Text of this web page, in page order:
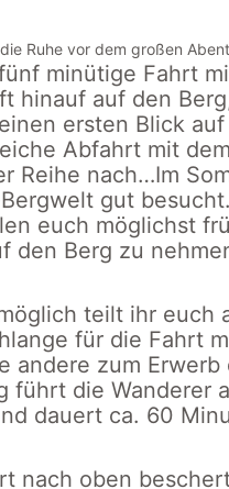
Ruhe vor dem großen
minütige Fahrt
hinauf auf den
ersten Blick
Abfahrt mit
Reihe nach…Im
gut
euch möglichst
den Berg zu
teilt ihr euch
für die Fahrt
andere zum Erwerb
führt die Wanderer
dauert ca. 60
nach oben